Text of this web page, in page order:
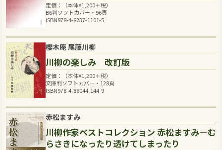
定価：（本体¥1,200＋税）
B6判ソフトカバー・96頁
ISBN978-4-8237-1101-5
櫻木庵 尾藤川柳
川柳の楽しみ 改訂版
定価：（本体¥1,200＋税）
文庫判ソフトカバー・128頁
ISBN978-4-86044-144-9
赤松ますみ
川柳作家ベストコレクション 赤松ますみ―む
らさきになったり透けてしまったり